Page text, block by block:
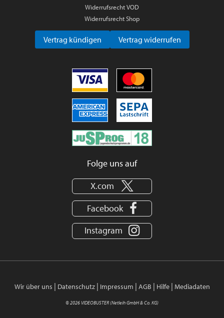
Widerrufsrecht VOD
Widerrufsrecht Shop
Vertrag kündigen Vertrag widerrufen
Folge uns auf
X.com
Facebook
Instagram
Wir über uns | Datenschutz| Impressum | AGB | Hilfe| Mediadaten
© 2026 VIDEOBUSTER (Netleih GmbH & Co. KG)